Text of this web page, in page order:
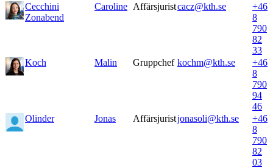
Cecchini
Zonabend
Caroline Affärsjuristcacz@kth.se
+46
8
790
82
33
Koch
Malin Gruppchef kochm@kth.se
+46
8
790
94
46
Olinder
Jonas Affärsjuristjonasoli@kth.se
+46
8
790
82
03